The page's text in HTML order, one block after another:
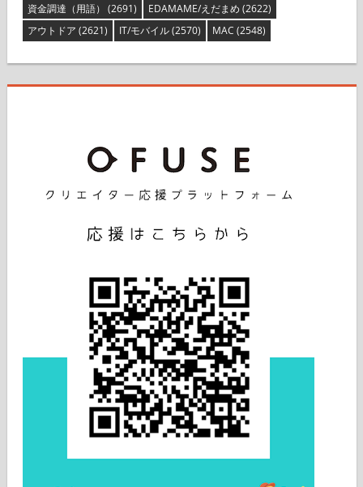
資金調達（用語） (2691) EDAMAME/えだまめ (2622)
アウトドア (2621) IT/モバイル(2570) MAC (2548)